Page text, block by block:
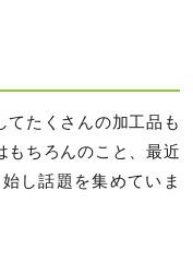
てたくさんの加工品も
もちろんのこと、最近
し話題を集めていま